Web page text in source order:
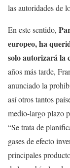
las autoridades de
En este sentido,
europeo, ha
solo autorizará la
años más tarde,
anunciado la
así otros tantos
medio-largo plazo
“Se trata de
gases de efecto
principales